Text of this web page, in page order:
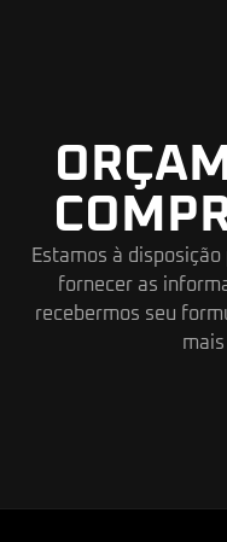
Estamos à
fornecer as
recebermos seu